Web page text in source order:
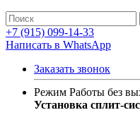
+7 (915) 099-14-33
Написать в WhatsApp
Заказать звонок
Режим Работы без
Установка сплит-